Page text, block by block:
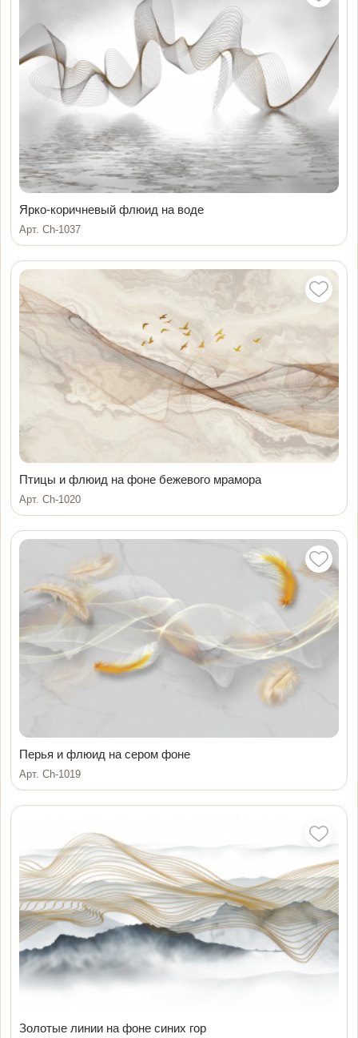
Ярко-коричневый флюид на воде
Арт. Ch-1037
Птицы и флюид на фоне бежевого мрамора
Арт. Ch-1020
Перья и флюид на сером фоне
Арт. Ch-1019
Золотые линии на фоне синих гор